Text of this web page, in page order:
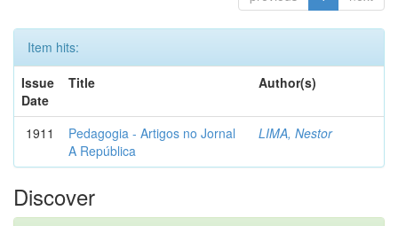
Item hits:
Issue
Date
Title Author(s)
1911
Pedagogia - Artigos no Jornal
A República
LIMA, Nestor
Discover